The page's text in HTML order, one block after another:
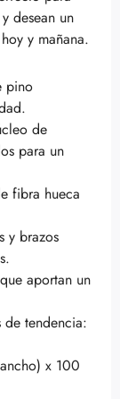
desean un
y mañana.
pino
de
para un
fibra hueca
y brazos
aportan un
tendencia:
x 100